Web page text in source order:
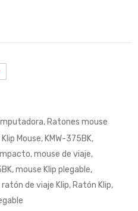
,Ratones mouse
Klip Mouse,KMW-375BK,
,mouse de viaje,
,mouse Klip plegable,
ratón de viaje Klip,Ratón Klip,